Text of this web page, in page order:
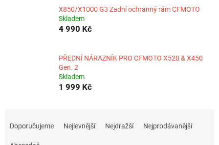
X850/X1000 G3 Zadní ochranný rám CFMOTO
Skladem
4 990 Kč
PŘEDNÍ NÁRAZNÍK PRO CFMOTO X520 & X450
Gen. 2
Skladem
1 999 Kč
Doporučujeme Nejlevnější Nejdražší Nejprodávanější